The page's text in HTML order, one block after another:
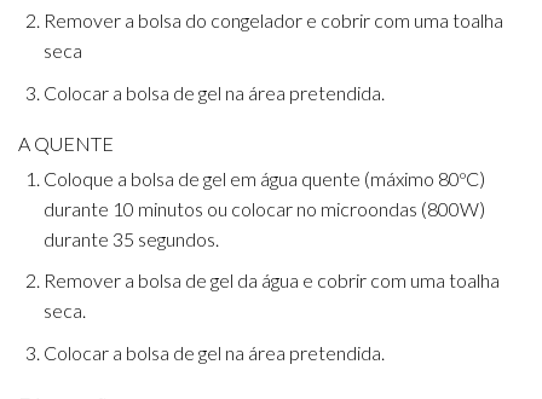
Remover a bolsa do congelador e cobrir com uma toalha
seca
Colocar a bolsa de gel na área pretendida.
A QUENTE
Coloque a bolsa de gel em água quente (máximo 80ºC)
durante 10 minutos ou colocar no microondas (800W)
durante 35 segundos.
Remover a bolsa de gel da água e cobrir com uma toalha
seca.
Colocar a bolsa de gel na área pretendida.